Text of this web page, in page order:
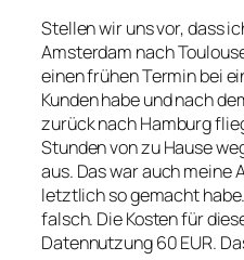
Stellen wir uns vor, dass
Amsterdam nach
einen frühen Termin bei
Kunden habe und nach
zurück nach Hamburg
Stunden von zu Hause
aus. Das war auch meine
letztlich so gemacht
falsch. Die Kosten für
Datennutzung 60 EUR.